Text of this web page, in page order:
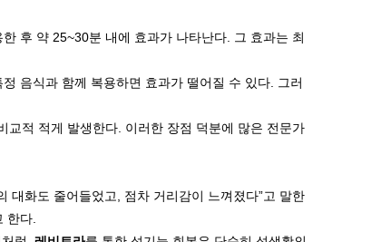
후 약 25~30분 내에 효과가 나타난다. 그 효과는 최
음식과 함께 복용하면 효과가 떨어질 수 있다. 그러
적 적게 발생한다. 이러한 장점 덕분에 많은 전문가
대화도 줄어들었고, 점차 거리감이 느껴졌다”고 말한
한다.